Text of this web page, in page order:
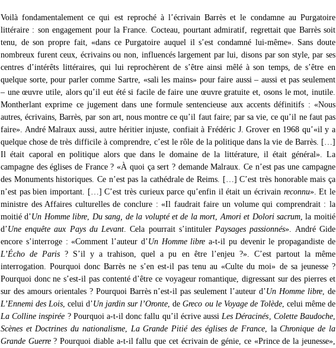
Voilà fondamentalement ce qui est reproché à l’écrivain Barrès et le condamne au Purgatoire
littéraire : son engagement pour la France. Cocteau, pourtant admiratif, regrettait que Barrès soit
tenu, de son propre fait, «dans ce Purgatoire auquel il s’est condamné lui-même». Sans doute
nombreux furent ceux, écrivains ou non, influencés largement par lui, disons par son style, par ses
centres d’intérêts littéraires, qui lui reprochèrent de s’être ainsi mêlé à son temps, de s’être en
quelque sorte, pour parler comme Sartre, «sali les mains» pour faire aussi – aussi et pas seulement
– une œuvre utile, alors qu’il eut été si facile de faire une œuvre gratuite et, osons le mot, inutile.
Montherlant exprime ce jugement dans une formule sentencieuse aux accents définitifs : «Nous
autres, écrivains, Barrès, par son art, nous montre ce qu’il faut faire; par sa vie, ce qu’il ne faut pas
faire». André Malraux aussi, autre héritier injuste, confiait à Frédéric J. Grover en 1968 qu’«il y a
quelque chose de très difficile à comprendre, c’est le rôle de la politique dans la vie de Barrès. […]
Il était caporal en politique alors que dans le domaine de la littérature, il était général». La
campagne des églises de France ? «À quoi ça sert ? demande Malraux. Ce n’est pas une campagne
des Monuments historiques. Ce n’est pas la cathédrale de Reims. […] C’est très honorable mais ça
n’est pas bien important. […] C’est très curieux parce qu’enfin il était un écrivain reconnu». Et le
ministre des Affaires culturelles de conclure : «Il faudrait faire un volume qui comprendrait : la
moitié d’Un Homme libre Du sang, de la volupté et de la mort Amori et Dolori sacrum , la moitié
d’Une enquête aux Pays du Levant . Cela pourrait s’intituler Paysages passionnés». André Gide
encore s’interroge : «Comment l’auteur d’Un Homme libre a-t-il pu devenir le propagandiste de
L’Écho de Paris ? S’il y a trahison, quel a pu en être l’enjeu ?». C’est partout la même
interrogation. Pourquoi donc Barrès ne s’en est-il pas tenu au «Culte du moi» de sa jeunesse ?
Pourquoi donc ne s’est-il pas contenté d’être ce voyageur romantique, digressant sur des pierres et
sur des amours orientales ? Pourquoi Barrès n’est-il pas seulement l’auteur d’Un Homme libre, de
L’Ennemi des Lois , celui d’Un jardin sur l’Oronte , deGreco ou le Voyage de Tolède, celui même de
La Colline inspirée ? Pourquoi a-t-il donc fallu qu’il écrive aussi Les Déracinés Colette Baudoche,
Scènes et Doctrines du nationalisme, La Grande Pitié des églises de France , laChronique de la
Grande Guerre? Pourquoi diable a-t-il fallu que cet écrivain de génie, ce «Prince de la jeunesse»,